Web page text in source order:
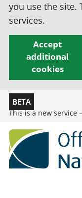
you use the site.
services.
Accept
additional
cookies
BETA
This is a new service